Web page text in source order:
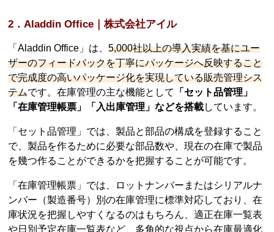
2．Aladdin Office｜株式会社アイル
「Aladdin Office」は、5,000社以上の導入実績を基にユー
ザーのフィードバックを丁寧にパッケージへ反映すること
で完成度の高いパッケージ化を実現している販売管理シス
テムです。在庫管理の主な機能として
「セット品管理」
「在庫管理帳票」「入出庫管理」などを搭載しています。
「セット品管理」では、製品と部品の構成を登録すること
で、製品を作るために必要な部品数や、現在の在庫で製品
を幾つ作ることができるかを把握することが可能です。
「在庫管理帳票」では、ロットナンバーまたはシリアルナ
ンバー（製造番号）別の在庫管理に標準対応しており、在
庫状況を把握しやすくなるのはもちろん、適正在庫一覧表
や日別予定在庫一覧表など、多角的な視点から在庫最適化